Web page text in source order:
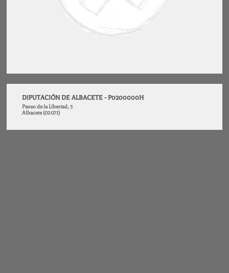
DIPUTACIÓN DE ALBACETE - P0200000H
Paseo de la Libertad, 5
Albacete (02071)